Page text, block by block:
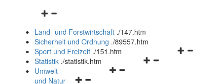
Navigationsmenü
und
schließen
Land- und Forstwirtschaft ./147.htm
Sicherheit und Ordnung ./89557.htm
Navigationsmenü
Sport und Freizeit ./151.htm
Navigationsmenü
Statistik ./statistik.htm
Navigationsmenü
Umwelt
und Natur